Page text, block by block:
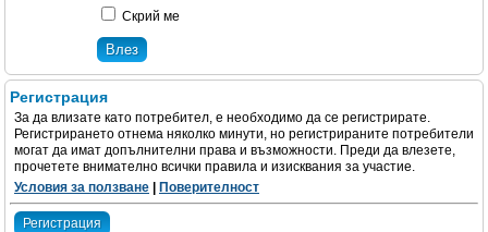
Скрий ме
Регистрация
За да влизате като потребител, е необходимо да се регистрирате.
Регистрирането отнема няколко минути, но регистрираните потребители
могат да имат допълнителни права и възможности. Преди да влезете,
прочетете внимателно всички правила и изисквания за участие.
Условия за ползване
Поверителност
Регистрация